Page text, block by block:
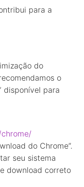
para a
do
o
disponível para
do Chrome”.
seu sistema
download correto